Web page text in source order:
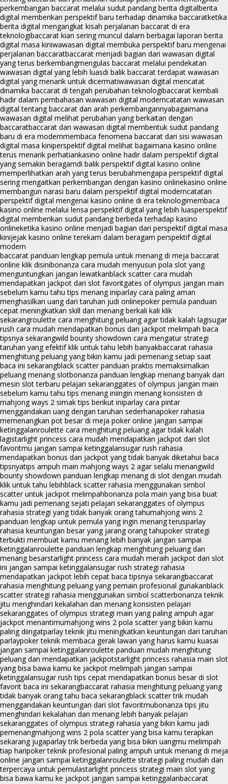
perkembangan baccarat melalui sudut pandang berita digitalberita
digital memberikan perspektif baru terhadap dinamika baccaratketika
berita digital mengangkat kisah perjalanan baccarat di era
teknologibaccarat kian sering muncul dalam berbagai laporan berita
digital masa kiniwawasan digital membuka perspektif baru mengenai
perjalanan baccaratbaccarat menjadi bagian dari wawasan digital
yang terus berkembangmengulas baccarat melalui pendekatan
wawasan digital yang lebih luasdi balik baccarat terdapat wawasan
digital yang menarik untuk dicermatiwawasan digital mencatat
dinamika baccarat di tengah perubahan teknologibaccarat kembali
hadir dalam pembahasan wawasan digital moderncatatan wawasan
digital tentang baccarat dan arah perkembangannyabagaimana
wawasan digital melihat perubahan yang berkaitan dengan
baccaratbaccarat dan wawasan digital membentuk sudut pandang
baru di era modernmembaca fenomena baccarat dari sisi wawasan
digital masa kiniperspektif digital melihat bagaimana kasino online
terus menarik perhatiankasino online hadir dalam perspektif digital
yang semakin beragamdi balik perspektif digital kasino online
memperlihatkan arah yang terus berubahmengapa perspektif digital
sering mengaitkan perkembangan dengan kasino onlinekasino online
membangun narasi baru dalam perspektif digital moderncatatan
perspektif digital mengenai kasino online di era teknologimembaca
kasino online melalui lensa perspektif digital yang lebih luasperspektif
digital memberikan sudut pandang berbeda terhadap kasino
onlineketika kasino online menjadi bagian dari perspektif digital masa
kinijejak kasino online terekam dalam beragam perspektif digital
modern
baccarat panduan lengkap pemula untuk menang di meja baccarat
online klik disinibonanza cara mudah menyusun pola slot yang
menguntungkan jangan lewatkanblack scatter cara mudah
mendapatkan jackpot dari slot favoritgates of olympus jangan main
sebelum kamu tahu tips menang iniparlay cara paling aman
menghasilkan uang dari taruhan judi onlinepoker pemula panduan
cepat meningkatkan skill dan menang berkali kali klik
sekarangroulette cara menghitung peluang agar tidak kalah lagisugar
rush cara mudah mendapatkan bonus dan jackpot melimpah baca
tipsnya sekarangwild bounty showdown cara mengatur strategi
taruhan yang efektif klik untuk tahu lebih banyakbaccarat rahasia
menghitung peluang yang bikin kamu jadi pemenang setiap saat
baca ini sekarangblack scatter panduan praktis memaksimalkan
peluang menang slotbonanza panduan lengkap menang banyak dari
mesin slot terbaru pelajari sekaranggates of olympus jangan main
sebelum kamu tahu tips menang iniingin menang konsisten di
mahjong ways 2 simak tips berikut iniparlay cara pintar
menggandakan uang dengan taruhan sederhanapoker rahasia
memenangkan pot besar di meja poker online jangan sampai
ketinggalanroulette cara menghitung peluang agar tidak kalah
lagistarlight princess cara mudah mendapatkan jackpot dari slot
favoritmu jangan sampai ketinggalansugar rush rahasia
mendapatkan bonus dan jackpot yang tidak banyak diketahui baca
tipsnyatips ampuh main mahjong ways 2 agar selalu menangwild
bounty showdown panduan lengkap menang di slot dengan mudah
klik untuk tahu lebihblack scatter rahasia menggunakan simbol
scatter untuk jackpot melimpahbonanza pola main yang bisa buat
kamu jadi pemenang sejati pelajari sekaranggates of olympus
rahasia strategi yang tidak banyak orang tahumahjong wins 2
panduan lengkap untuk pemula yang ingin menang terusparlay
rahasia keuntungan besar yang jarang orang tahupoker strategi
terbukti membuat kamu menang lebih banyak jangan sampai
ketinggalanroulette panduan lengkap menghitung peluang dan
menang besarstarlight princess cara mudah meraih jackpot dari slot
ini jangan sampai ketinggalansugar rush strategi rahasia
mendapatkan jackpot lebih cepat baca tipsnya sekarangbaccarat
rahasia menghitung peluang yang pemain profesional gunakanblack
scatter strategi rahasia menggunakan simbol scatterbonanza teknik
jitu menghindari kekalahan dan menang konsisten pelajari
sekaranggates of olympus strategi main yang paling ampuh agar
jackpot menantimumahjong wins 2 pola scatter yang bikin kamu
paling diingatparlay teknik jitu meningkatkan keuntungan dari taruhan
parlaypoker teknik membaca gerak lawan yang harus kamu kuasai
jangan sampai ketinggalanroulette panduan mudah menghitung
peluang dan mendapatkan jackpotstarlight princess rahasia main slot
yang bisa bawa kamu ke jackpot melimpah jangan sampai
ketinggalansugar rush tips cepat mendapatkan bonus besar di slot
favorit baca ini sekarangbaccarat rahasia menghitung peluang yang
tidak banyak orang tahu baca sekarangblack scatter trik mudah
menggandakan keuntungan dari slot favoritmubonanza tips jitu
menghindari kekalahan dan menang lebih banyak pelajari
sekaranggates of olympus strategi rahasia yang bikin kamu jadi
pemenangmahjong wins 2 pola scatter yang bisa kamu terapkan
sekarang jugaparlay trik berbeda yang bisa bikin uangmu melimpah
tiap haripoker teknik profesional paling ampuh untuk menang di meja
online jangan sampai ketinggalanroulette strategi paling mudah dan
terpercaya untuk pemulastarlight princess strategi main slot yang
bisa bawa kamu ke jackpot jangan sampai ketinggalanbaccarat